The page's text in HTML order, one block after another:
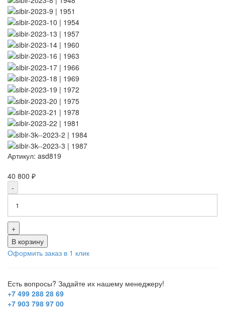
Артикул: asd819
40 800 ₽
-
+
В корзину
Оформить заказ в 1 клик
Есть вопросы? Задайте их нашему менеджеру!
+7 499 288 28 69
+7 903 798 97 00